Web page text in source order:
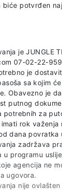
biće potvrđen
je JUNGLE
07-02-22-
je
sa kojim
Obavezno je
putnog
potrebnih za
rok važenja
dana povratka
zadržava
u programu
agencija ne
ugovora.
nije ovlašten